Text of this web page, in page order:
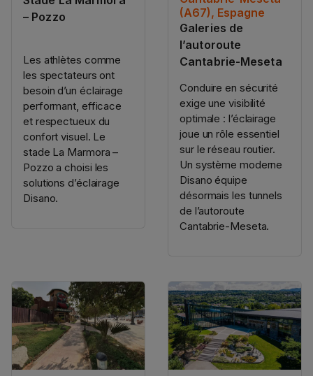
– Pozzo
Les athlètes comme
les spectateurs ont
besoin d’un éclairage
performant, efficace
et respectueux du
confort visuel. Le
stade La Marmora –
Pozzo a choisi les
solutions d’éclairage
Disano.
(A67), Espagne
Galeries de
l’autoroute
Cantabrie-Meseta
Conduire en sécurité
exige une visibilité
optimale : l’éclairage
joue un rôle essentiel
sur le réseau routier.
Un système moderne
Disano équipe
désormais les tunnels
de l’autoroute
Cantabrie-Meseta.